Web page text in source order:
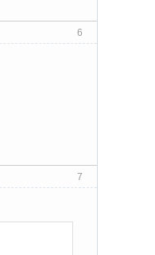
6
7